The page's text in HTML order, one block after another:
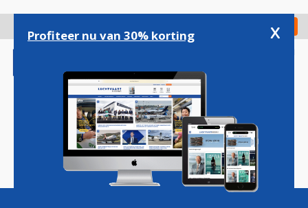
gaan
Check in
Magazine Podcasts Vacatures
Profiteer nu van 30% korting x